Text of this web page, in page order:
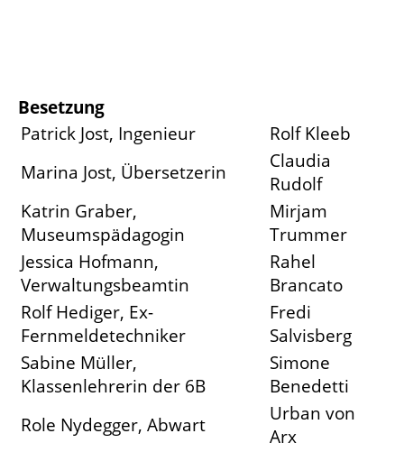
Besetzung
Patrick Jost, Ingenieur
Rolf Kleeb
Marina Jost, Übersetzerin
Claudia
Rudolf
Katrin Graber,
Museumspädagogin
Mirjam
Trummer
Jessica Hofmann,
Verwaltungsbeamtin
Rahel
Brancato
Rolf Hediger, Ex-
Fernmeldetechniker
Fredi
Salvisberg
Sabine Müller,
Klassenlehrerin der 6B
Simone
Benedetti
Role Nydegger, Abwart
Urban von
Arx